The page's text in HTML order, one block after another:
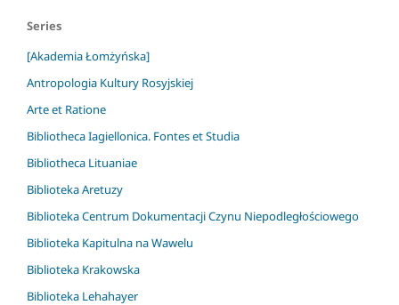
Series
[Akademia Łomżyńska]
Antropologia Kultury Rosyjskiej
Arte et Ratione
Bibliotheca Iagiellonica. Fontes et Studia
Bibliotheca Lituaniae
Biblioteka Aretuzy
Biblioteka Centrum Dokumentacji Czynu Niepodległościowego
Biblioteka Kapitulna na Wawelu
Biblioteka Krakowska
Biblioteka Lehahayer